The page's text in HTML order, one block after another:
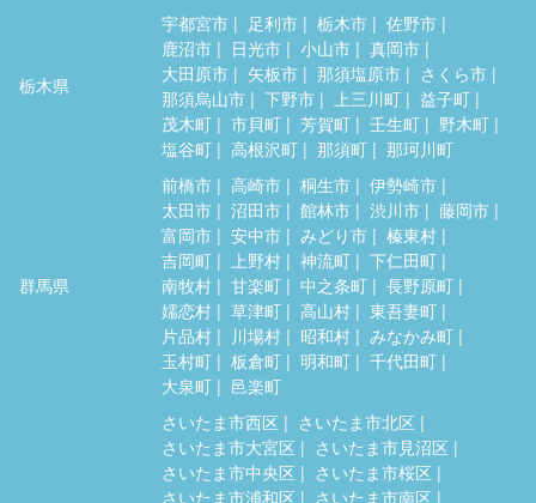
栃木県
宇都宮市 足利市 栃木市
佐野市
鹿沼市
日光市 小山市
真岡市
大田原市
矢板市 那須塩原市
さくら市
那須烏山市
下野市 上三川町
益子町
茂木町
市貝町 芳賀町 壬生町
野木町
塩谷町
高根沢町 那須町 那珂川町
群馬県
前橋市 高崎市 桐生市
伊勢崎市
太田市
沼田市 館林市 渋川市
藤岡市
富岡市
安中市 みどり市
榛東村
吉岡町
上野村 神流町
下仁田町
南牧村
甘楽町 中之条町
長野原町
嬬恋村
草津町 高山村
東吾妻町
片品村
川場村 昭和村
みなかみ町
玉村町
板倉町 明和町
千代田町
大泉町
邑楽町
さいたま市西区
さいたま市北区
さいたま市大宮区
さいたま市見沼区
さいたま市中央区
さいたま市桜区
さいたま市浦和区
さいたま市南区